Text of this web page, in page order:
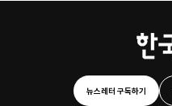
뉴스레터 구독하기